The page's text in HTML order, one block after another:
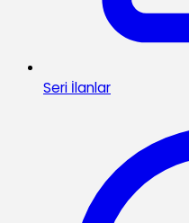
Seri İlanlar